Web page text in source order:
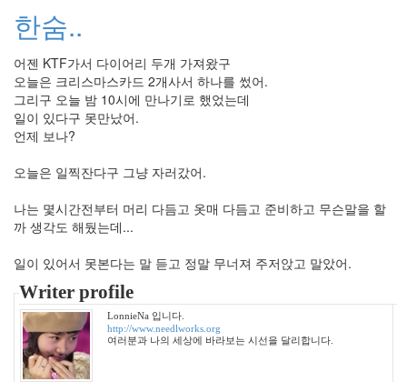
한숨..
어젠 KTF가서 다이어리 두개 가져왔구
오늘은 크리스마스카드 2개사서 하나를 썼어.
그리구 오늘 밤 10시에 만나기로 했었는데
일이 있다구 못만났어.
언제 보나?
오늘은 일찍잔다구 그냥 자러갔어.
나는 몇시간전부터 머리 다듬고 옷매 다듬고 준비하고 무슨말을 할
까 생각도 해뒀는데...
일이 있어서 못본다는 말 듣고 정말 무너져 주저앉고 말았어.
Writer profile
LonnieNa 입니다.
http://www.needlworks.org
여러분과 나의 세상에 바라보는 시선을 달리합니다.
2010
년
1
월
2
2010
년
2
월
2
2010
년
3
월
0
2010
년
4
월
0